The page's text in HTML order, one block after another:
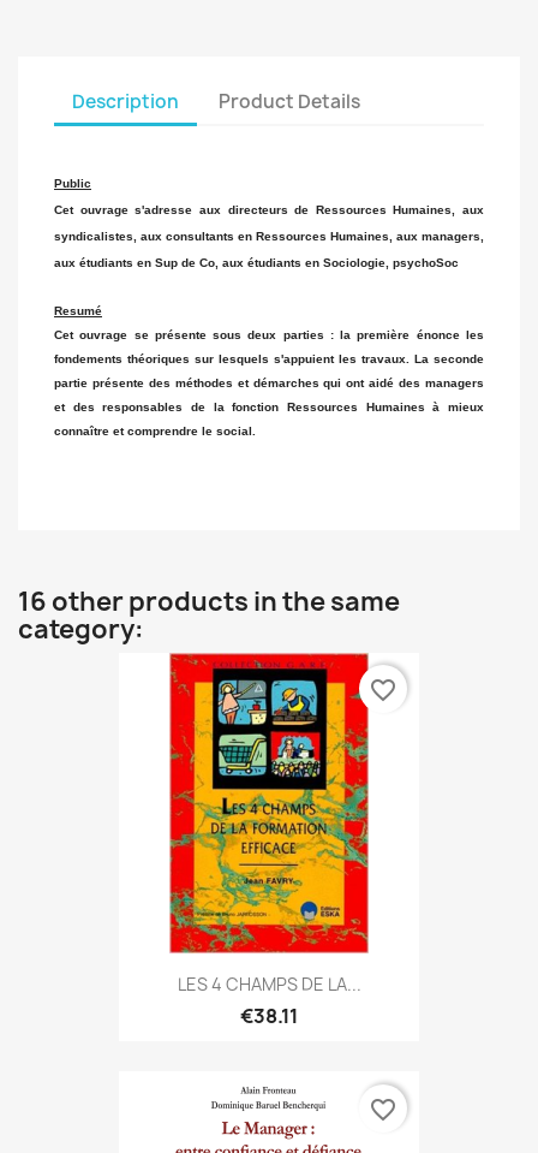
Description Product Details
Public
Cet ouvrage s'adresse aux directeurs de Ressources Humaines, aux
syndicalistes, aux consultants en Ressources Humaines, aux managers,
aux étudiants en Sup de Co, aux étudiants en Sociologie, psychoSoc
Resumé
Cet ouvrage se présente sous deux parties : la première énonce les
fondements théoriques sur lesquels s'appuient les travaux. La seconde
partie présente des méthodes et démarches qui ont aidé des managers
et des responsables de la fonction Ressources Humaines à mieux
connaître et comprendre le social.
16 other products in the same
category:
LES 4 CHAMPS DE LA...
€38.11
favorite_border
favorite_border